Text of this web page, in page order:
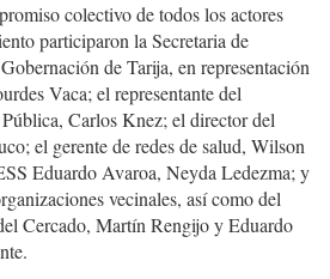
colectivo de todos los actores
participaron la Secretaria de
de Tarija, en representación
Vaca; el representante del
Carlos Knez; el director del
el gerente de redes de salud, Wilson
Eduardo Avaroa, Neyda Ledezma; y
vecinales, así como del
Cercado, Martín Rengijo y Eduardo